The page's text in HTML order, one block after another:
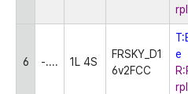
6 -.... 1L 4S
FRSKY_D1
6v2FCC
e